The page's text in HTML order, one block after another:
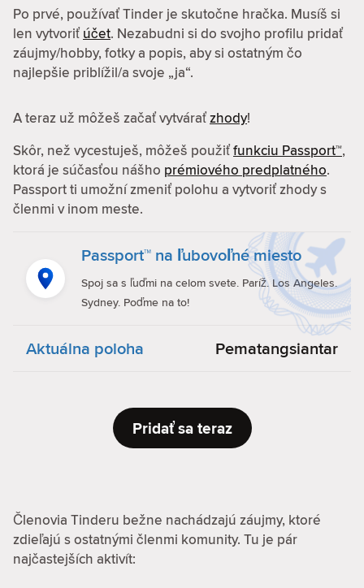
Po prvé, používať Tinder je skutočne hračka. Musíš si
len vytvoriť účet. Nezabudni si do svojho profilu pridať
záujmy/hobby, fotky a popis, aby si ostatným čo
najlepšie priblížil/a svoje „ja“.
A teraz už môžeš začať vytváraťzhody!
Skôr, než vycestuješ, môžeš použiťfunkciu Passport™,
ktorá je súčasťou nášho prémiového predplatného.
Passport ti umožní zmeniť polohu a vytvoriť zhody s
členmi v inom meste.
Passport™ na ľubovoľné miesto
Spoj sa s ľuďmi na celom svete. Paríž. Los Angeles.
Sydney. Poďme na to!
Aktuálna poloha Pematangsiantar
Pridať sa teraz
Členovia Tinderu bežne nachádzajú záujmy, ktoré
zdieľajú s ostatnými členmi komunity. Tu je pár
najčastejších aktivít: